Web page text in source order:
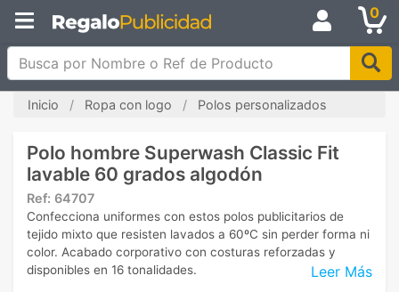
0
Busca por Nombre o Ref de Producto
Inicio Ropa con logo Polos personalizados
Polo hombre Superwash Classic Fit
lavable 60 grados algodón
Ref: 64707
Leer Más
Confecciona uniformes con estos polos publicitarios de
tejido mixto que resisten lavados a 60ºC sin perder forma ni
color. Acabado corporativo con costuras reforzadas y
disponibles en 16 tonalidades.